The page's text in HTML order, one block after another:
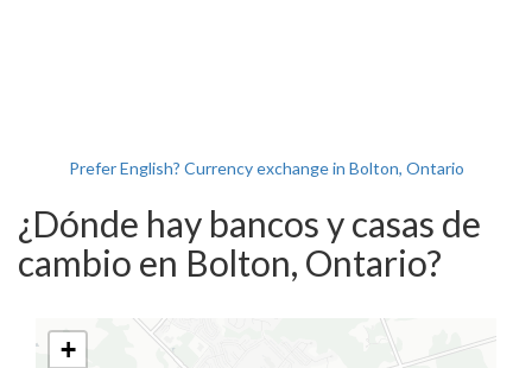
Prefer English? Currency exchange in Bolton, Ontario
¿Dónde hay bancos y casas de
cambio en Bolton, Ontario?
+